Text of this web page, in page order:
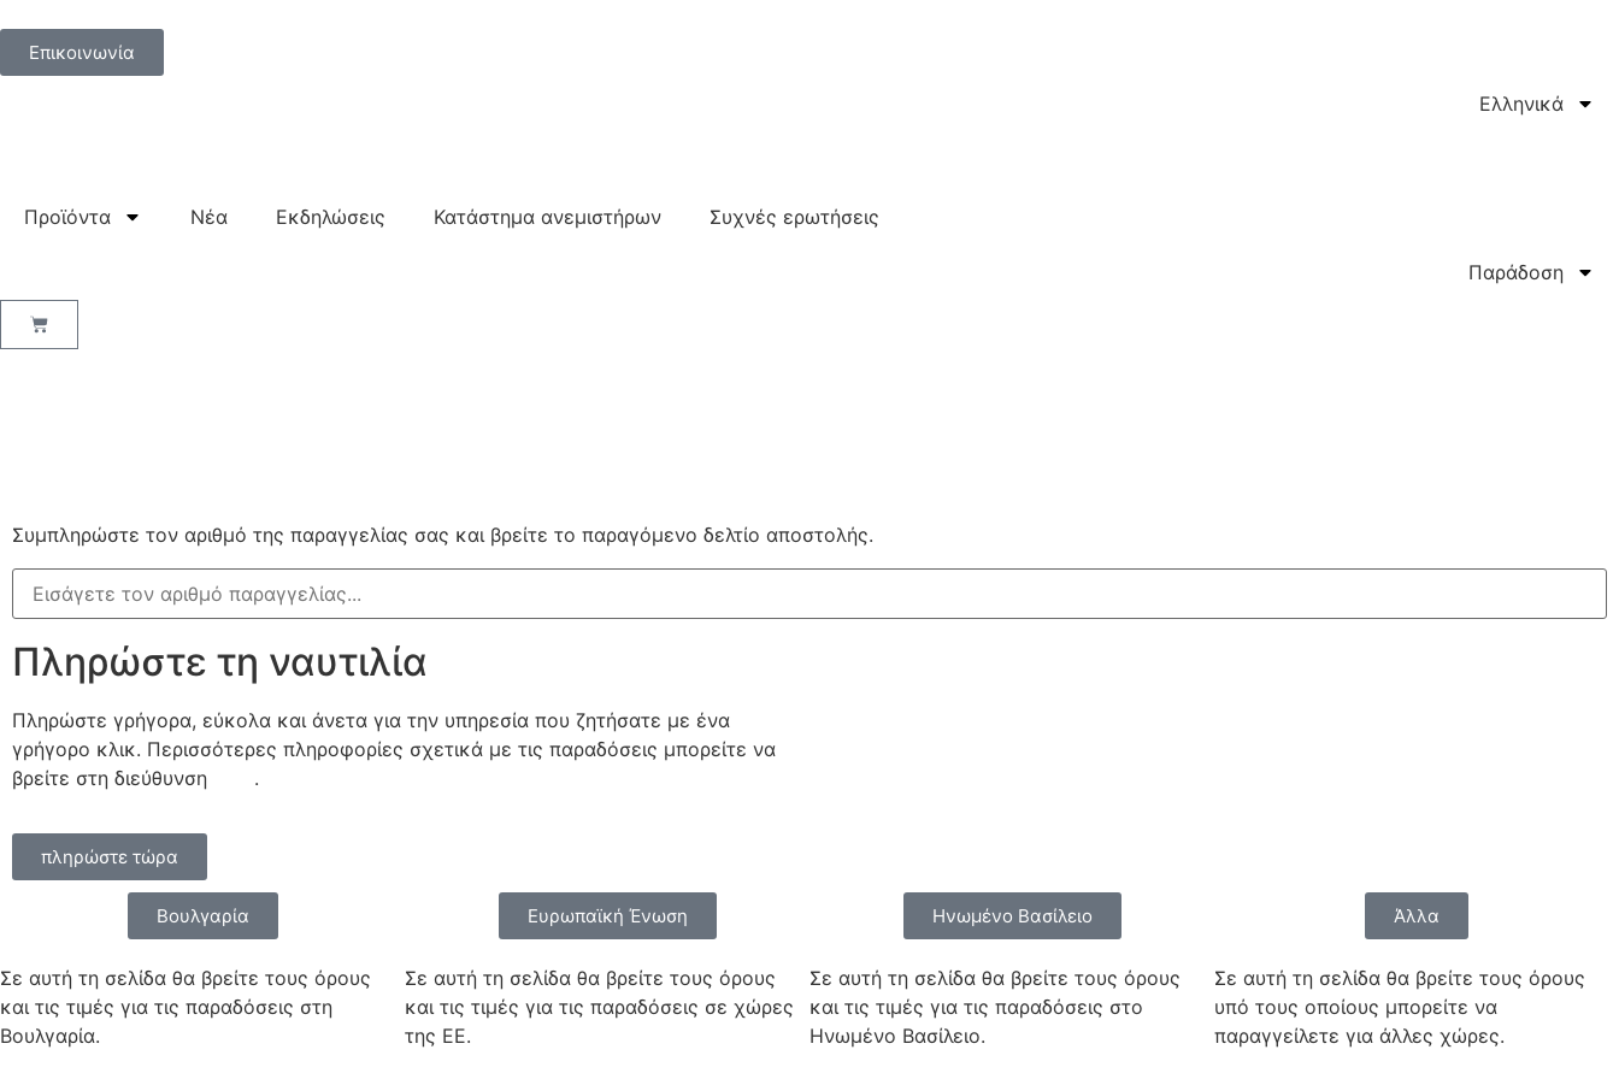
Επικοινωνία
Ελληνικά
Προϊόντα Νέα Εκδηλώσεις Κατάστημα ανεμιστήρων Συχνές ερωτήσεις
Παράδοση
Συμπληρώστε τον αριθμό της παραγγελίας σας και βρείτε το παραγόμενο δελτίο αποστολής.
Πληρώστε τη ναυτιλία
Πληρώστε γρήγορα, εύκολα και άνετα για την υπηρεσία που ζητήσατε με ένα
γρήγορο κλικ. Περισσότερες πληροφορίες σχετικά με τις παραδόσεις μπορείτε να
βρείτε στη διεύθυνση
.
πληρώστε τώρα
Βουλγαρία
Σε αυτή τη σελίδα θα βρείτε τους όρους
και τις τιμές για τις παραδόσεις στη
Βουλγαρία.
Ευρωπαϊκή Ένωση
Σε αυτή τη σελίδα θα βρείτε τους όρους
και τις τιμές για τις παραδόσεις σε χώρες
της ΕΕ.
Ηνωμένο Βασίλειο
Σε αυτή τη σελίδα θα βρείτε τους όρους
και τις τιμές για τις παραδόσεις στο
Ηνωμένο Βασίλειο.
Άλλα
Σε αυτή τη σελίδα θα βρείτε τους όρους
υπό τους οποίους μπορείτε να
παραγγείλετε για άλλες χώρες.